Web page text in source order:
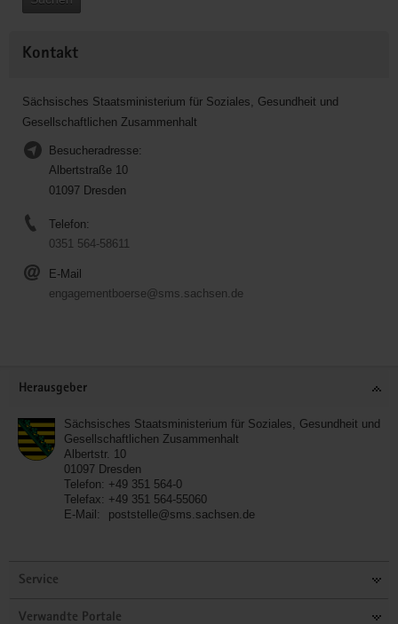
Kontakt
Sächsisches Staatsministerium für Soziales, Gesundheit und
Gesellschaftlichen Zusammenhalt
Besucheradresse:
Albertstraße 10
01097 Dresden
Telefon:
0351 564-58611
E-Mail
engagementboerse@sms.sachsen.de
Herausgeber
Sächsisches Staatsministerium für Soziales, Gesundheit und
Gesellschaftlichen Zusammenhalt
Albertstr. 10
01097 Dresden
Telefon: +49 351 564-0
Telefax: +49 351 564-55060
E-Mail:
poststelle@sms.sachsen.de
Service
Verwandte Portale